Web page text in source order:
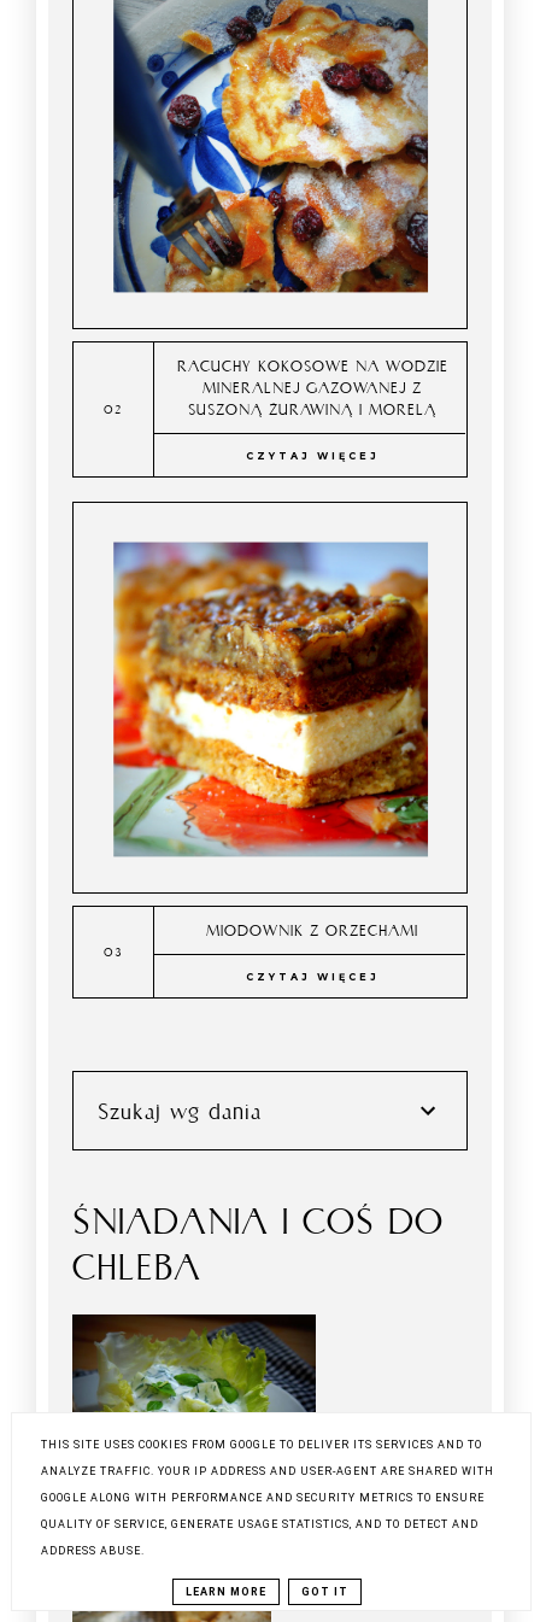
RACUCHY KOKOSOWE NA WODZIE
MINERALNEJ GAZOWANEJ Z
SUSZONĄ ŻURAWINĄ I MORELĄ
CZYTAJ WIĘCEJ
MIODOWNIK Z ORZECHAMI
CZYTAJ WIĘCEJ
Szukaj wg dania
ŚNIADANIA I COŚ DO
CHLEBA
PIECZYWO
THIS SITE USES COOKIES FROM GOOGLE TO DELIVER ITS SERVICES AND TO
ANALYZE TRAFFIC. YOUR IP ADDRESS AND USER-AGENT ARE SHARED WITH
GOOGLE ALONG WITH PERFORMANCE AND SECURITY METRICS TO ENSURE
QUALITY OF SERVICE, GENERATE USAGE STATISTICS, AND TO DETECT AND
ADDRESS ABUSE.
LEARN MORE GOT IT